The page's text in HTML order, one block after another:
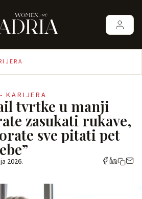
KARIJERA
tvrtke u manji
zasukati rukave,
sve pitati pet
2026.